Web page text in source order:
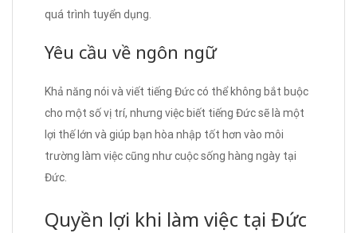
quá trình tuyển dụng.
Yêu cầu về ngôn ngữ
Khả năng nói và viết tiếng Đức có thể không bắt buộc
cho một số vị trí, nhưng việc biết tiếng Đức sẽ là một
lợi thế lớn và giúp bạn hòa nhập tốt hơn vào môi
trường làm việc cũng như cuộc sống hàng ngày tại
Đức.
Quyền lợi khi làm việc tại Đức